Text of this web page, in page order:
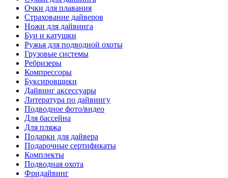
Очки для плавания
Страхование дайверов
Ножи для дайвинга
Буи и катушки
Ружья для подводной охоты
Грузовые системы
Ребризеры
Компрессоры
Буксировщики
Дайвинг аксессуары
Литература по дайвингу
Подводное фото/видео
Для бассейна
Для пляжа
Подарки для дайвера
Подарочные сертификаты
Комплекты
Подводная охота
Фридайвинг